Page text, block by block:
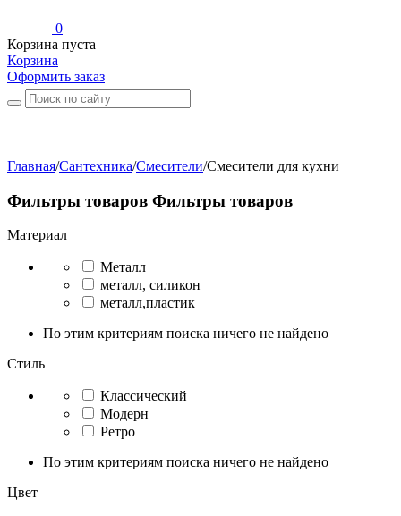
0
Корзина пуста
Корзина
Оформить заказ
Главная/Сантехника/Смесители/Смесители для кухни
Фильтры товаров Фильтры товаров
Материал
Металл
металл, силикон
металл,пластик
По этим критериям поиска ничего не найдено
Стиль
Классический
Модерн
Ретро
По этим критериям поиска ничего не найдено
Цвет